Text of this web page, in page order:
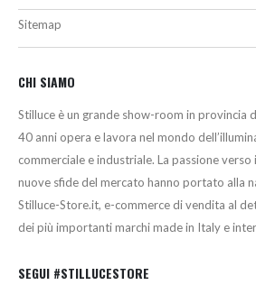
Sitemap
CHI SIAMO
Stilluce è un grande show-room in provincia
40 anni opera e lavora nel mondo
commerciale e industriale. La passione
nuove sfide del mercato hanno portato alla
Stilluce-Store.it, e-commerce di vendita al
dei più importanti marchi made in Italy e
SEGUI #STILLUCESTORE